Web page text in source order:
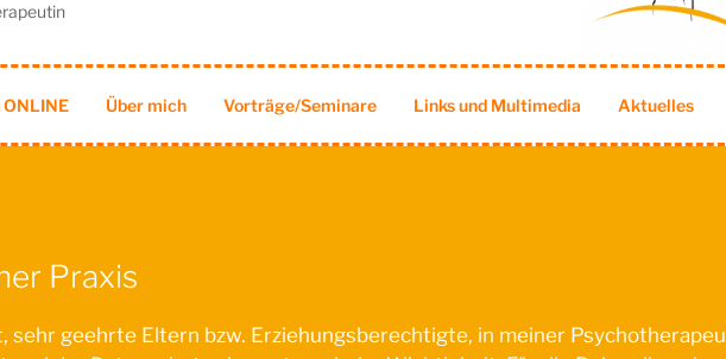
Über mich Vorträge/Seminare Links und Multimedia Aktuelles
Praxis
sehr geehrte Eltern bzw. Erziehungsberechtigte, in meiner